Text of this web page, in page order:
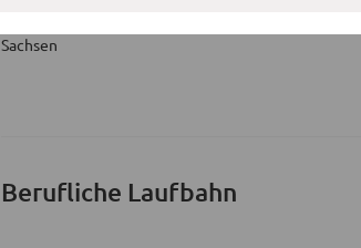
Sachsen
Berufliche Laufbahn